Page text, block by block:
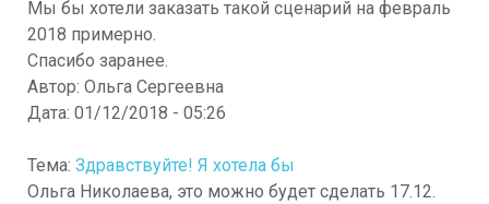
Мы бы хотели заказать такой сценарий на февраль
2018 примерно.
Спасибо заранее.
Автор: Ольга Сергеевна
Дата: 01/12/2018 - 05:26
Тема: Здравствуйте! Я хотела бы
Ольга Николаева, это можно будет сделать 17.12.